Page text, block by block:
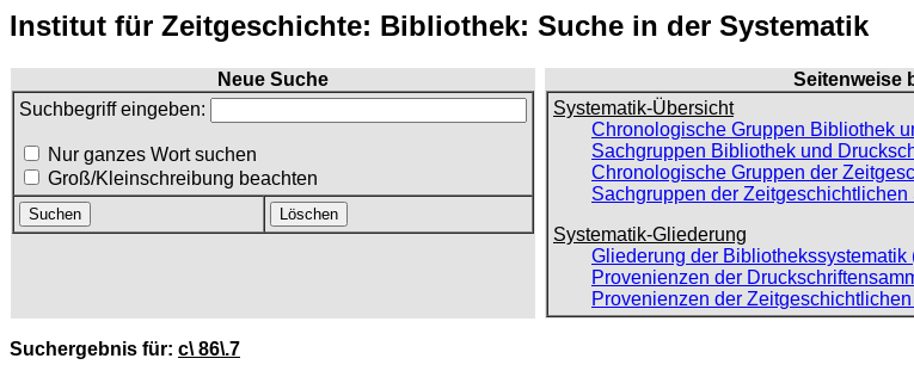
Institut für Zeitgeschichte: Bibliothek: Suche in der Systematik
Neue Suche
Suchbegriff eingeben:
Nur ganzes Wort suchen
Groß/Kleinschreibung beachten
Seitenweise
Systematik-Übersicht
Chronologische Gruppen Bibliothek
Sachgruppen Bibliothek und
Chronologische Gruppen der
Sachgruppen der
Systematik-Gliederung
Gliederung der Bibliothekssystematik
Provenienzen der
Provenienzen der
Suchergebnis für: c\ 86\.7